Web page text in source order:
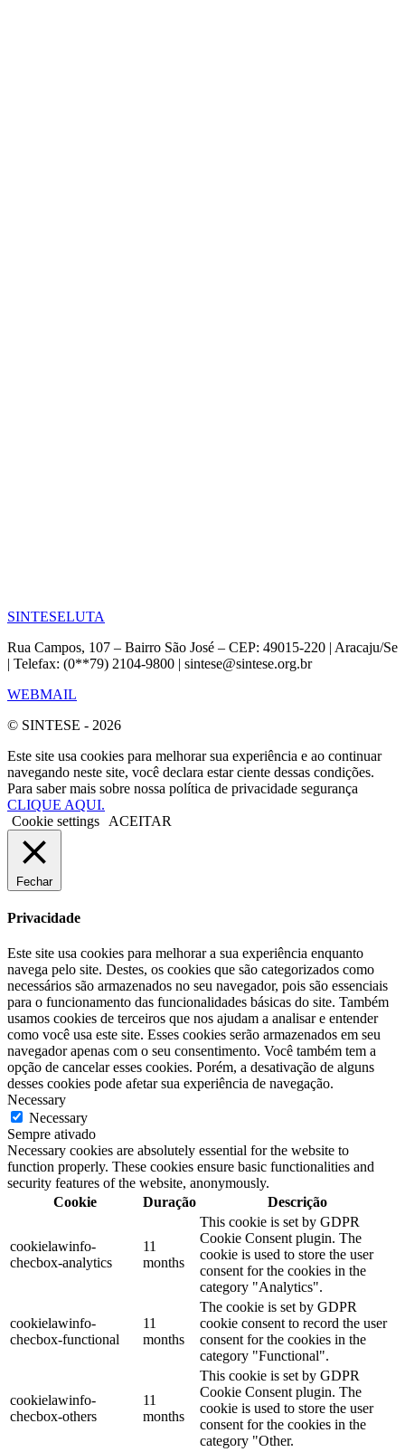
SINTESELUTA
Rua Campos, 107 – Bairro São José – CEP: 49015-220 | Aracaju/Se
| Telefax: (0**79) 2104-9800 | sintese@sintese.org.br
WEBMAIL
© SINTESE - 2026
Este site usa cookies para melhorar sua experiência e ao continuar
navegando neste site, você declara estar ciente dessas condições.
Para saber mais sobre nossa política de privacidade segurança
CLIQUE AQUI.
Cookie settings
ACEITAR
Fechar
Privacidade
Este site usa cookies para melhorar a sua experiência enquanto
navega pelo site. Destes, os cookies que são categorizados como
necessários são armazenados no seu navegador, pois são essenciais
para o funcionamento das funcionalidades básicas do site. Também
usamos cookies de terceiros que nos ajudam a analisar e entender
como você usa este site. Esses cookies serão armazenados em seu
navegador apenas com o seu consentimento. Você também tem a
opção de cancelar esses cookies. Porém, a desativação de alguns
desses cookies pode afetar sua experiência de navegação.
Necessary
Necessary
Sempre ativado
Necessary cookies are absolutely essential for the website to
function properly. These cookies ensure basic functionalities and
security features of the website, anonymously.
Cookie
Duração Descrição
cookielawinfo-
checbox-analytics
11
months
This cookie is set by GDPR
Cookie Consent plugin. The
cookie is used to store the user
consent for the cookies in the
category "Analytics".
cookielawinfo-
checbox-functional
11
months
The cookie is set by GDPR
cookie consent to record the user
consent for the cookies in the
category "Functional".
cookielawinfo-
checbox-others
11
months
This cookie is set by GDPR
Cookie Consent plugin. The
cookie is used to store the user
consent for the cookies in the
category "Other.